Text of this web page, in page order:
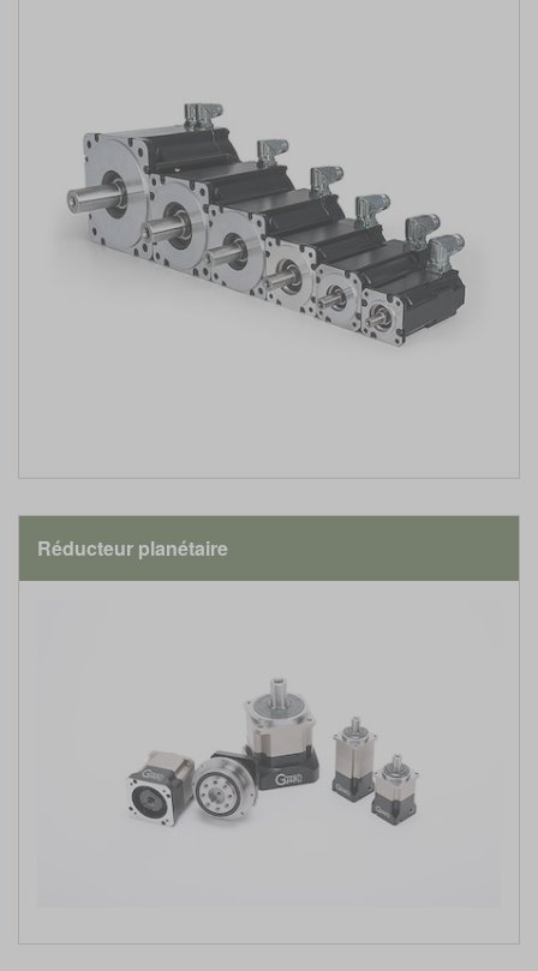
Réducteur planétaire